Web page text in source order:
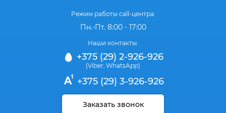
Режим работы call-центра:
Пн.-Пт. 8:00 - 17:00
Наши контакты:
+375 (29) 2-926-926
(Viber WhatsApp)
+375 (29) 3-926-926
Заказать звонок